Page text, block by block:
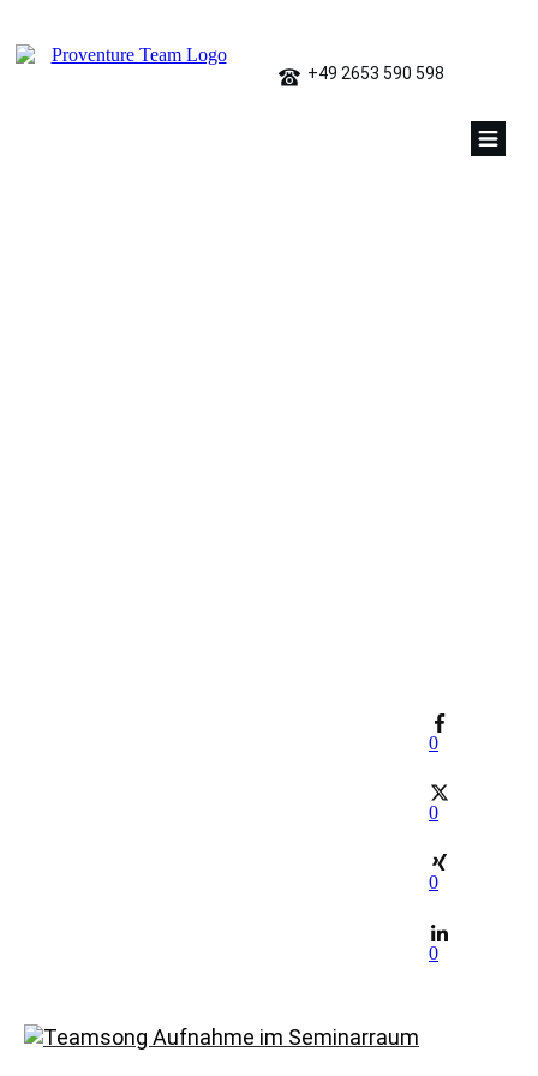
+49 2653 590 598
0
0
0
0